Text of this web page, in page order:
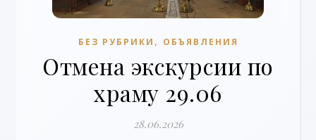
БЕЗ РУБРИКИ , ОБЪЯВЛЕНИЯ
Отмена экскурсии по
храму 29.06
28.06.2026